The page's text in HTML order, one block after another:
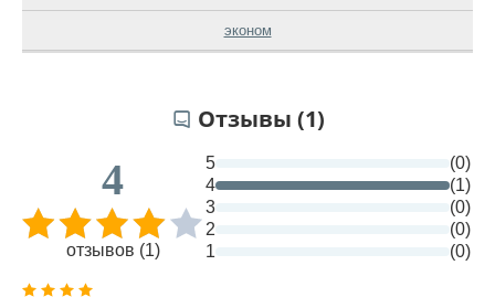
эконом
Отзывы (1)
4
отзывов (1)
5
(0)
4
(1)
3
(0)
2
(0)
1
(0)